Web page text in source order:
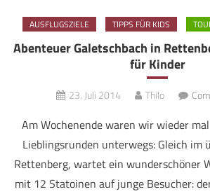
AUSFLUGSZIELE TIPPS FÜR KIDS
Abenteuer Galetschbach in
für Kinder
23. Juli 2014 Thilo
Am Wochenende waren wir wieder
Lieblingsrunden unterwegs: Gleich im
Rettenberg, wartet ein wunderschöner
mit 12 Statoinen auf junge Besucher: